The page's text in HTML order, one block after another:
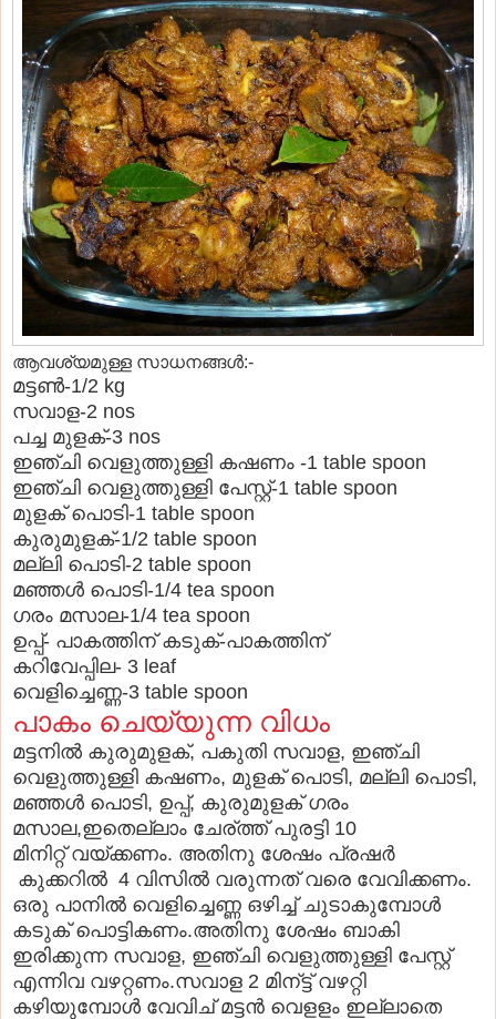
ആവശ്യമുള്ള സാധനങ്ങള്‍:-
മട്ടണ്‍-1/2 kg
സവാള-2 nos
പച്ച മുളക്-3 nos
ഇഞ്ചി വെളുത്തുള്ളി കഷണം -1 table spoon
ഇഞ്ചി വെളുത്തുള്ളി പേസ്റ്റ്-1 table spoon
മുളക് പൊടി-1 table spoon
കുരുമുളക്-1/2 table spoon
മല്ലി പൊടി-2 table spoon
മഞ്ഞള്‍ പൊടി-1/4 tea spoon
ഗരം മസാല-1/4 tea spoon
ഉപ്പ്- പാകത്തിന് കടുക്-പാകത്തിന്
കറിവേപ്പില- 3 leaf
വെളിച്ചെണ്ണ-3 table spoon
പാകം ചെയ്യുന്ന വിധം
മട്ടനില്‍ കുരുമുളക്, പകുതി സവാള, ഇഞ്ചി
വെളുത്തുള്ളി കഷണം, മുളക് പൊടി, മല്ലി പൊടി,
മഞ്ഞള്‍ പൊടി, ഉപ്പ്, കുരുമുളക് ഗരം
മസാല,ഇതെല്ലാം ചേര്ത്ത് പുരട്ടി 10
മിനിറ്റ് വയ്ക്കണം. അതിനു ശേഷം പ്രഷർ
കുക്കറിൽ 4 വിസിൽ വരുന്നത് വരെ വേവിക്കണം.
ഒരു പാനില്‍ വെളിച്ചെണ്ണ ഒഴിച്ച് ചുടാകുമ്പോള്‍
കടുക് പൊട്ടികണം.അതിനു ശേഷം ബാകി
ഇരിക്കുന്ന സവാള, ഇഞ്ചി വെളുത്തുള്ളി പേസ്റ്റ്
എന്നിവ വഴറ്റണം.സവാള 2 മിന്ട്ട് വഴറ്റി
കഴിയുമ്പോള്‍ വേവിച് മട്ടന്‍ വെളളം ഇല്ലാതെ